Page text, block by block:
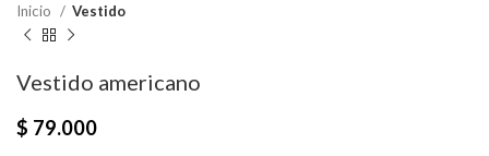
Inicio Vestido
Vestido americano
$ 79.000